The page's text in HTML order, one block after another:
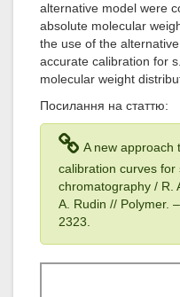
alternative model were
absolute molecular
the use of the
accurate calibration for
molecular weight
Посилання на статтю:
A new approach
calibration curves for
chromatography / R.
A. Rudin // Polymer.
2323.